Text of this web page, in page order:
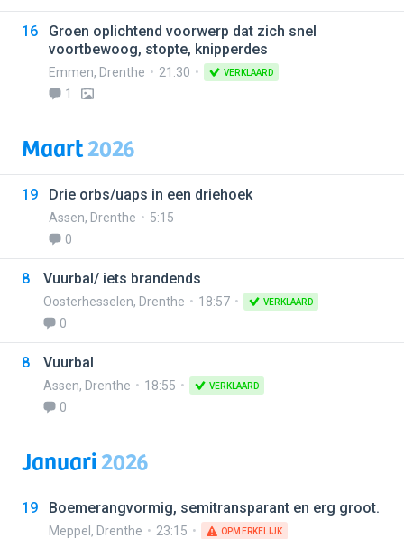
16
Groen oplichtend voorwerp dat zich snel
voortbewoog, stopte, knipperdes
Emmen, Drenthe 21:30 VERKLAARD
1
Maart2026
19 Drie orbs/uaps in een driehoek
Assen, Drenthe
5:15
0
8 Vuurbal/ iets brandends
Oosterhesselen, Drenthe 18:57 VERKLAARD
0
8 Vuurbal
Assen, Drenthe 18:55 VERKLAARD
0
Januari2026
19 Boemerangvormig, semitransparant en erg groot.
Meppel , Drenthe 23:15 OPMERKELIJK